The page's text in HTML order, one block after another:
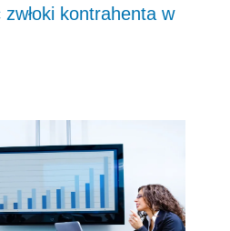
kontrahenta w